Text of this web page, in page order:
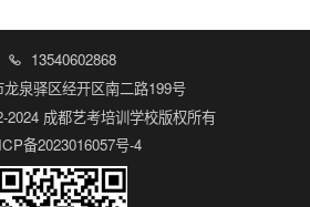
 13540602868
龙泉驿区经开区南二路199号
2024 成都艺考培训学校版权所有
备2023016057号-4